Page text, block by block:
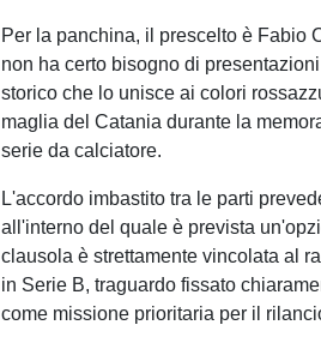
Per la panchina, il prescelto è Fabio
non ha certo bisogno di
storico che lo unisce ai colori
maglia del Catania durante la
serie da calciatore.
L'accordo imbastito tra le parti
all'interno del quale è prevista
clausola è strettamente vincolata al
in Serie B, traguardo fissato
come missione prioritaria per il